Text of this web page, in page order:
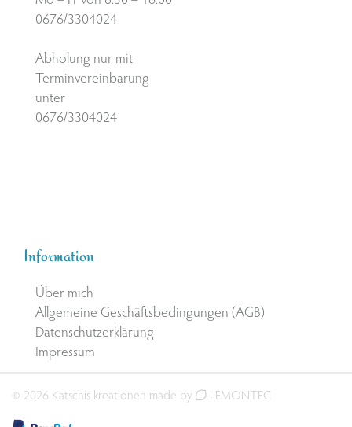
0676/3304024
Abholung nur mit
Terminvereinbarung
unter
0676/3304024
Information
Über mich
Allgemeine Geschäftsbedingungen (AGB)
Datenschutzerklärung
Impressum
© 2026 Katschis kreationen made by LEMONTEC